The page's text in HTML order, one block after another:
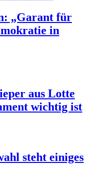
„Garant für
in
aus Lotte
wichtig ist
steht einiges